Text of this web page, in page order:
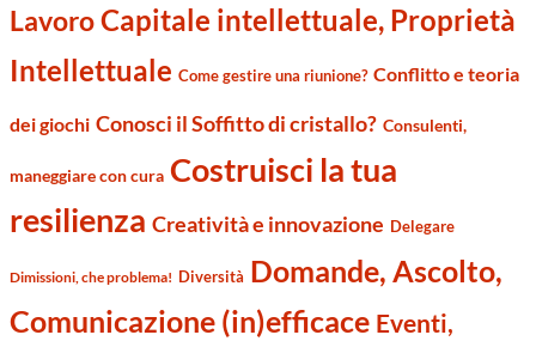
LavoroCapitale intellettuale, Proprietà
Intellettuale Come gestire una riunione? Conflitto e teoria
dei giochi Conosci il Soffitto di cristallo? Consulenti,
maneggiare con cura Costruisci la tua
resilienza Creatività e innovazione Delegare
Dimissioni, che problema! Diversità Domande, Ascolto,
Comunicazione (in)efficace Eventi,